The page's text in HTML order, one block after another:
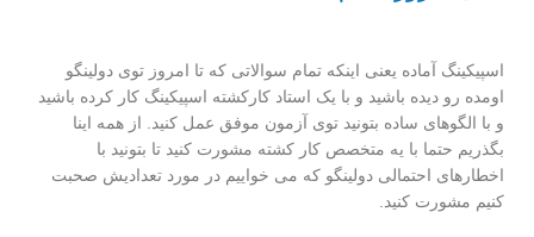
اسپیکینگ آماده یعنی اینکه تمام سوالاتی که تا امروز توی دولینگو
اومده رو دیده باشید و با یک استاد کارکشته اسپیکینگ کار کرده باشید
و با الگوهای ساده بتونید توی آزمون موفق عمل کنید. از همه اینا
بگذریم حتما با یه متخصص کار کشته مشورت کنید تا بتونید با
اخطارهای احتمالی دولینگو که می خواییم در مورد تعدادیش صحبت
کنیم مشورت کنید.